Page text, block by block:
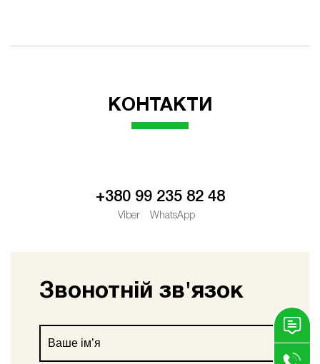
КОНТАКТИ
+380 99 235 82 48
Viber WhatsApp
Звонотній зв'язок